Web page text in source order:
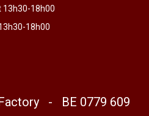
13h30-18h00
18h00
- BE 0779 609